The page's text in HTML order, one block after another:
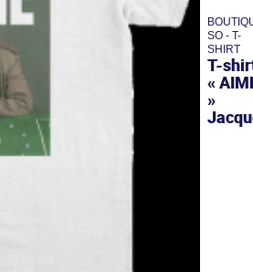
SO - T-
SHIRT
T-
«
»